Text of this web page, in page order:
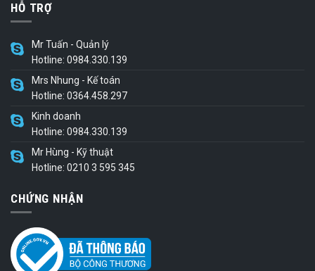
HỖ TRỢ
Mr Tuấn - Quản lý
Hotline: 0984.330.139
Mrs Nhung - Kế toán
Hotline: 0364.458.297
Kinh doanh
Hotline: 0984.330.139
Mr Hùng - Kỹ thuật
Hotline: 0210 3 595 345
CHỨNG NHẬN